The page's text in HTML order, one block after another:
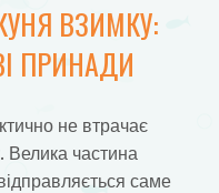
ВЗИМКУ:
ПРИНАДИ
не втрачає
Велика частина
саме